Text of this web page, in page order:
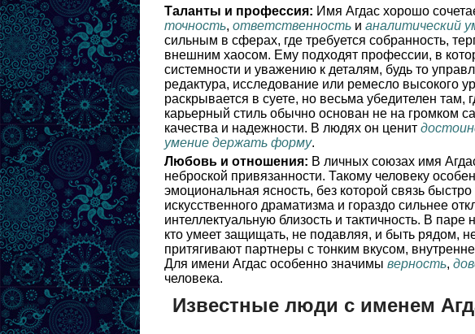
Таланты и профессия: Имя Агдас хорошо
точность, ответственность и аналитический
сильным в сферах, где требуется собранность,
внешним хаосом. Ему подходят профессии, в
системности и уважению к деталям, будь то
редактура, исследование или ремесло высокого
раскрывается в суете, но весьма убедителен там,
карьерный стиль обычно основан не на громком
качества и надежности. В людях он ценит
умение держать форму.
Любовь и отношения: В личных союзах имя
неброской привязанности. Такому человеку
эмоциональная ясность, без которой связь
искусственного драматизма и гораздо сильнее
интеллектуальную близость и тактичность. В паре
кто умеет защищать, не подавляя, и быть рядом,
притягивают партнеры с тонким вкусом,
Для имени Агдас особенно значимы верность,
человека.
Известные люди с именем